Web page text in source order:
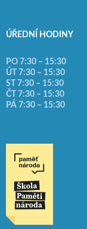
ÚŘEDNÍ HODINY
PO 7:30 – 15:30
ÚT 7:30 – 15:30
ST 7:30 – 15:30
ČT 7:30 – 15:30
PÁ 7:30 – 15:30